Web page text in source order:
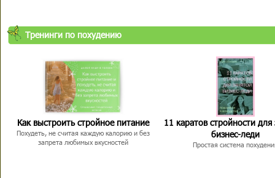
Тренинги по похудению
Как выстроить стройное питание
Похудеть, не считая каждую калорию и без
запрета любимых вкусностей
11 каратов стройности для
бизнес-леди
Простая система